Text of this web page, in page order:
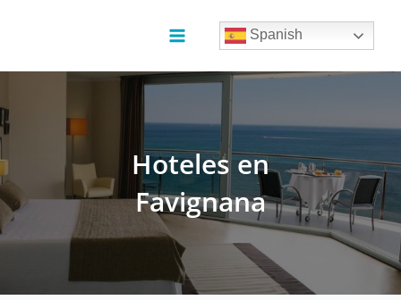
Main
Menu
Spanish
Hoteles en
Favignana